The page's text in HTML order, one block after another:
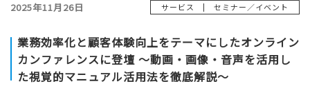
2025年11月26日 サービス | セミナー／イベント
業務効率化と顧客体験向上をテーマにしたオンライン
カンファレンスに登壇 ～動画・画像・音声を活用し
た視覚的マニュアル活用法を徹底解説～